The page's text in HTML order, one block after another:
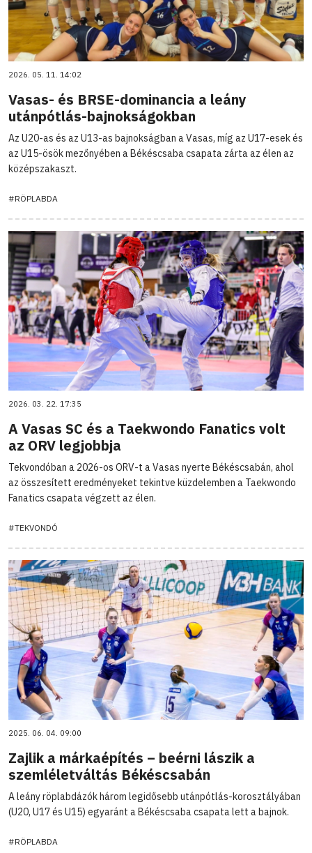
2026. 05. 11. 14:02
Vasas- és BRSE-dominancia a leány
utánpótlás-bajnokságokban
Az U20-as és az U13-as bajnokságban a Vasas, míg az U17-esek és
az U15-ösök mezőnyében a Békéscsaba csapata zárta az élen az
középszakaszt.
#RÖPLABDA
2026. 03. 22. 17:35
A Vasas SC és a Taekwondo Fanatics volt
az ORV legjobbja
Tekvondóban a 2026-os ORV-t a Vasas nyerte Békéscsabán, ahol
az összesített eredményeket tekintve küzdelemben a Taekwondo
Fanatics csapata végzett az élen.
#TEKVONDÓ
2025. 06. 04. 09:00
Zajlik a márkaépítés – beérni lászik a
szemléletváltás Békéscsabán
A leány röplabdázók három legidősebb utánpótlás-korosztályában
(U20, U17 és U15) egyaránt a Békéscsaba csapata lett a bajnok.
#RÖPLABDA